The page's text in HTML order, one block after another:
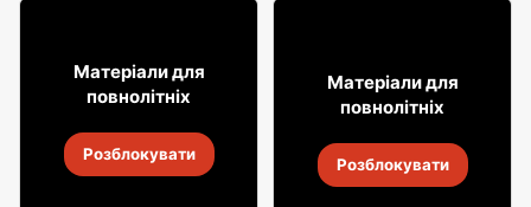
1699
18 серп. 2026
Матеріали для
повнолітніх
Розблокувати
49
Алкогольні напої Soplica
18 серп. 2026
Матеріали для
повнолітніх
Розблокувати